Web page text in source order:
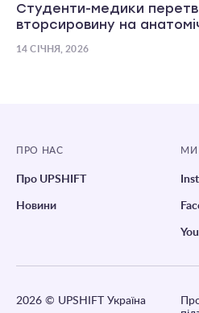
Студенти-медики
вторсировину на
14 СІЧНЯ, 2026
ПРО НАС
Про UPSHIFT
Новини
МИ
2026 © UPSHIFT Україна